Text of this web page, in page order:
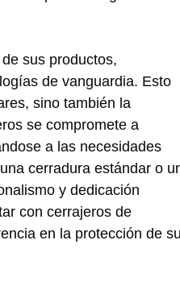
sus productos,
de vanguardia. Esto
sino también la
se compromete a
a las necesidades
cerradura estándar o
y dedicación
con cerrajeros de
en la protección de su